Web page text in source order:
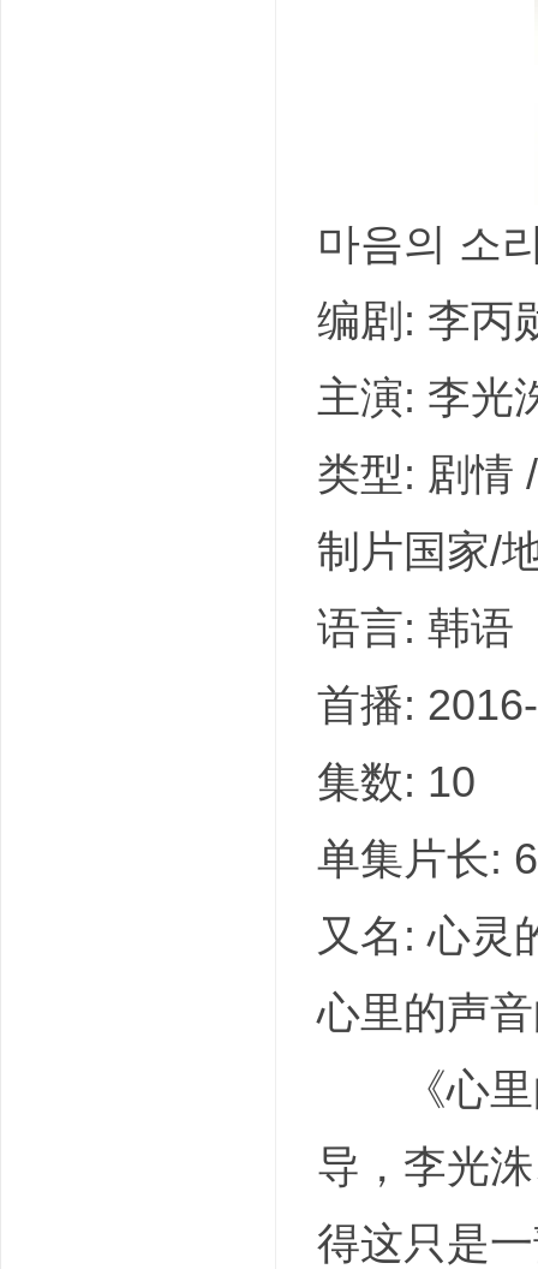
마음의 소
编剧: 李丙
主演: 李光
类型: 剧情
制片国家/
语言: 韩语
首播:
集数: 10
单集片长:
又名: 心灵
心里的声音
《心里
导，李光
得这只是